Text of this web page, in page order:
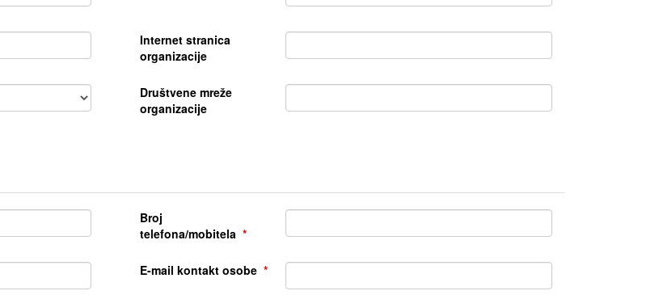
Internet stranica
organizacije
Društvene mreže
organizacije
Broj
telefona/mobitela
E-mail kontakt osobe